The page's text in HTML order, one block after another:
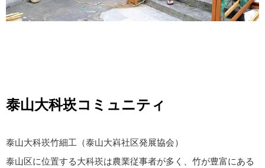
泰山大科崁コミュニティ
泰山大科崁竹細工（泰山大嵙社区発展協会）
泰山区に位置する大科崁は農業従事者が多く、竹が豊富にある